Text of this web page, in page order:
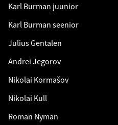
Karl Burman juunior
Karl Burman seenior
Julius Gentalen
Andrei Jegorov
Nikolai Kormašov
Nikolai Kull
Roman Nyman